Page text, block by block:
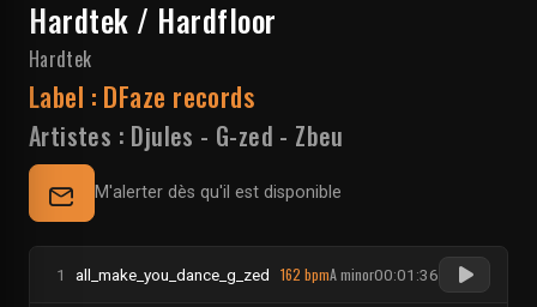
Hardtek / Hardfloor
Hardtek
Label : DFaze records
Artistes : Djules - G-zed - Zbeu
M'alerter dès qu'il est disponible
1 all_make_you_dance_g_zed 162 bpmA minor00:01:36